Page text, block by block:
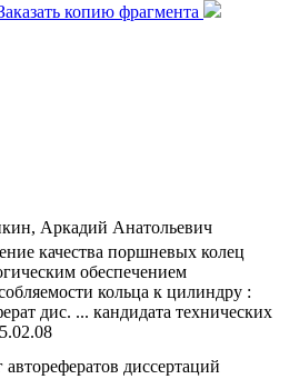
копию фрагмента
Аркадий Анатольевич
качества поршневых колец
обеспечением
кольца к цилиндру :
дис. ... кандидата технических
авторефератов диссертаций